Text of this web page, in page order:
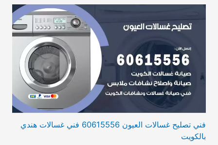
فني تصليح غسالات العيون 60615556 فني غسالات هندي
بالكويت